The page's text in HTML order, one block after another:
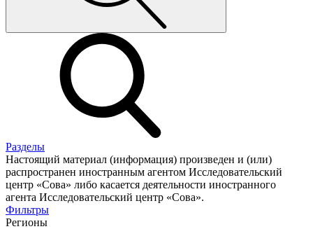
Разделы
Настоящий материал (информация) произведен и (или)
распространен иностранным агентом Исследовательский
центр «Сова» либо касается деятельности иностранного
агента Исследовательский центр «Сова».
Фильтры
Регионы